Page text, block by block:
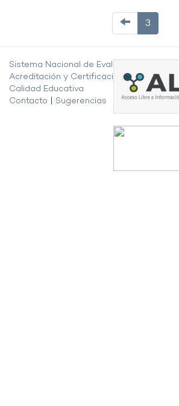
3
Sistema Nacional de Evaluación,
Acreditación y Certificación de la
Calidad Educativa
Contacto
Sugerencias